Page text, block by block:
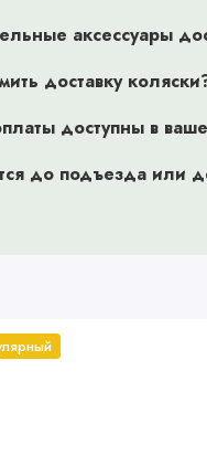
на любом
например,
ручка покрыта
специальных
аксессуары
доставку
доступны в
до подъезда или